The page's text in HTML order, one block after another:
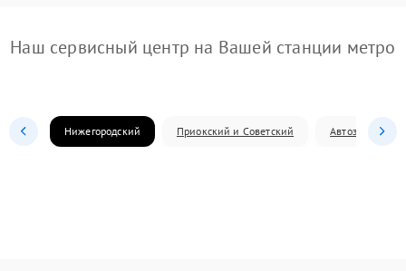
Наш сервисный центр на Вашей станции метро
Нижегородский Приокский и Советский Автозаводский